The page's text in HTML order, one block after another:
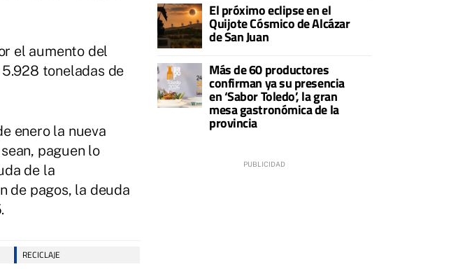
el aumento del
toneladas de
enero la nueva
paguen lo
de la
de pagos, la deuda
RECICLAJE
El próximo eclipse en el
Quijote Cósmico de Alcázar
de San Juan
Más de 60 productores
confirman ya su presencia
en ‘Sabor Toledo’, la gran
mesa gastronómica de la
provincia